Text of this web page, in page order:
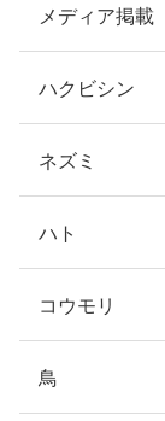
メディア掲載
ハクビシン
ネズミ
ハト
コウモリ
鳥